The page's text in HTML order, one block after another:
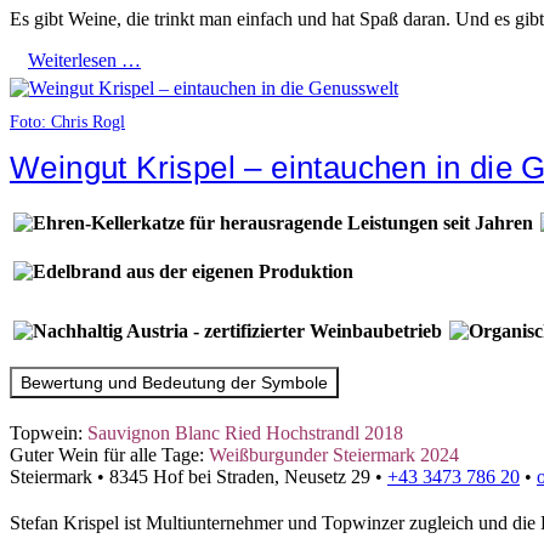
Es gibt Weine, die trinkt man einfach und hat Spaß daran. Und es
Weiterlesen …
Foto: Chris Rogl
Weingut Krispel – eintauchen in die
Bewertung und Bedeutung der Symbole
Topwein: Sauvignon Blanc Ried Hochstrandl 2018
Guter Wein für alle Tage: Weißburgunder Steiermark 2024
Steiermark • 8345 Hof bei Straden, Neusetz 29 • +43 3473 786 20 •
Stefan Krispel ist Multiunternehmer und Topwinzer zugleich und